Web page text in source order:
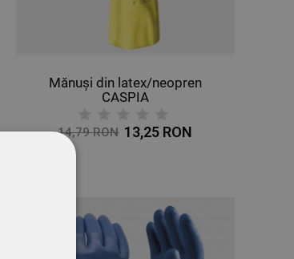
Mănuși din latex/neopren
CASPIA
14,79 RON 13,25 RON